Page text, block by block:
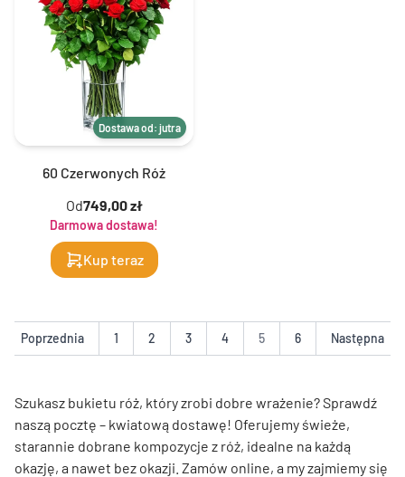
Dostawa od: jutra
60 Czerwonych Róż
Od749,00 zł
Darmowa dostawa!
Kup teraz
Poprzednia 1 2 3 4 5 6 Następna
Szukasz bukietu róż, który zrobi dobre wrażenie? Sprawdź
naszą pocztę – kwiatową dostawę! Oferujemy świeże,
starannie dobrane kompozycje z róż, idealne na każdą
okazję, a nawet bez okazji. Zamów online, a my zajmiemy się